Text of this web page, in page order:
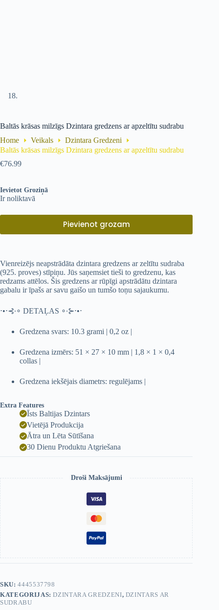
Baltās krāsas milzīgs Dzintara gredzens ar apzeltītu sudrabu
Home
Veikals
Dzintara Gredzeni
Baltās krāsas milzīgs Dzintara gredzens ar apzeltītu sudrabu
€76.99
Ievietot Groziņā
Ir noliktavā
Pievienot grozam
Vienreizējs neapstrādāta dzintara gredzens ar zeltītu sudraba
(925. proves) stīpiņu. Jūs saņemsiet tieši to gredzenu, kas
redzams attēlos. Šis gredzens ar rūpīgi apstrādātu dzintara
gabalu ir īpašs ar savu gaišo un tumšo toņu sajaukumu.
⋅•⋅⊰∙∘ DETAĻAS ∘∙⊱⋅•⋅
Gredzena svars: 10.3 grami | 0,2 oz |
Gredzena izmērs: 51 × 27 × 10 mm | 1,8 × 1 × 0,4
collas |
Gredzena iekšējais diametrs: regulējams |
Extra Features
Īsts Baltijas Dzintars
Vietējā Produkcija
Ātra un Lēta Sūtīšana
30 Dienu Produktu Atgriešana
Droši Maksājumi
SKU:4445537798
KATEGORIJAS:DZINTARA GREDZENI, DZINTARS AR
SUDRABU